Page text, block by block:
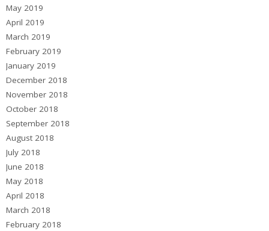
May 2019
April 2019
March 2019
February 2019
January 2019
December 2018
November 2018
October 2018
September 2018
August 2018
July 2018
June 2018
May 2018
April 2018
March 2018
February 2018